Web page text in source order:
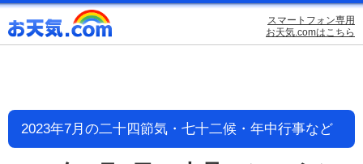
スマートフォン専用
お天気.comはこちら
2023年7月の二十四節気・七十二候・年中行事など